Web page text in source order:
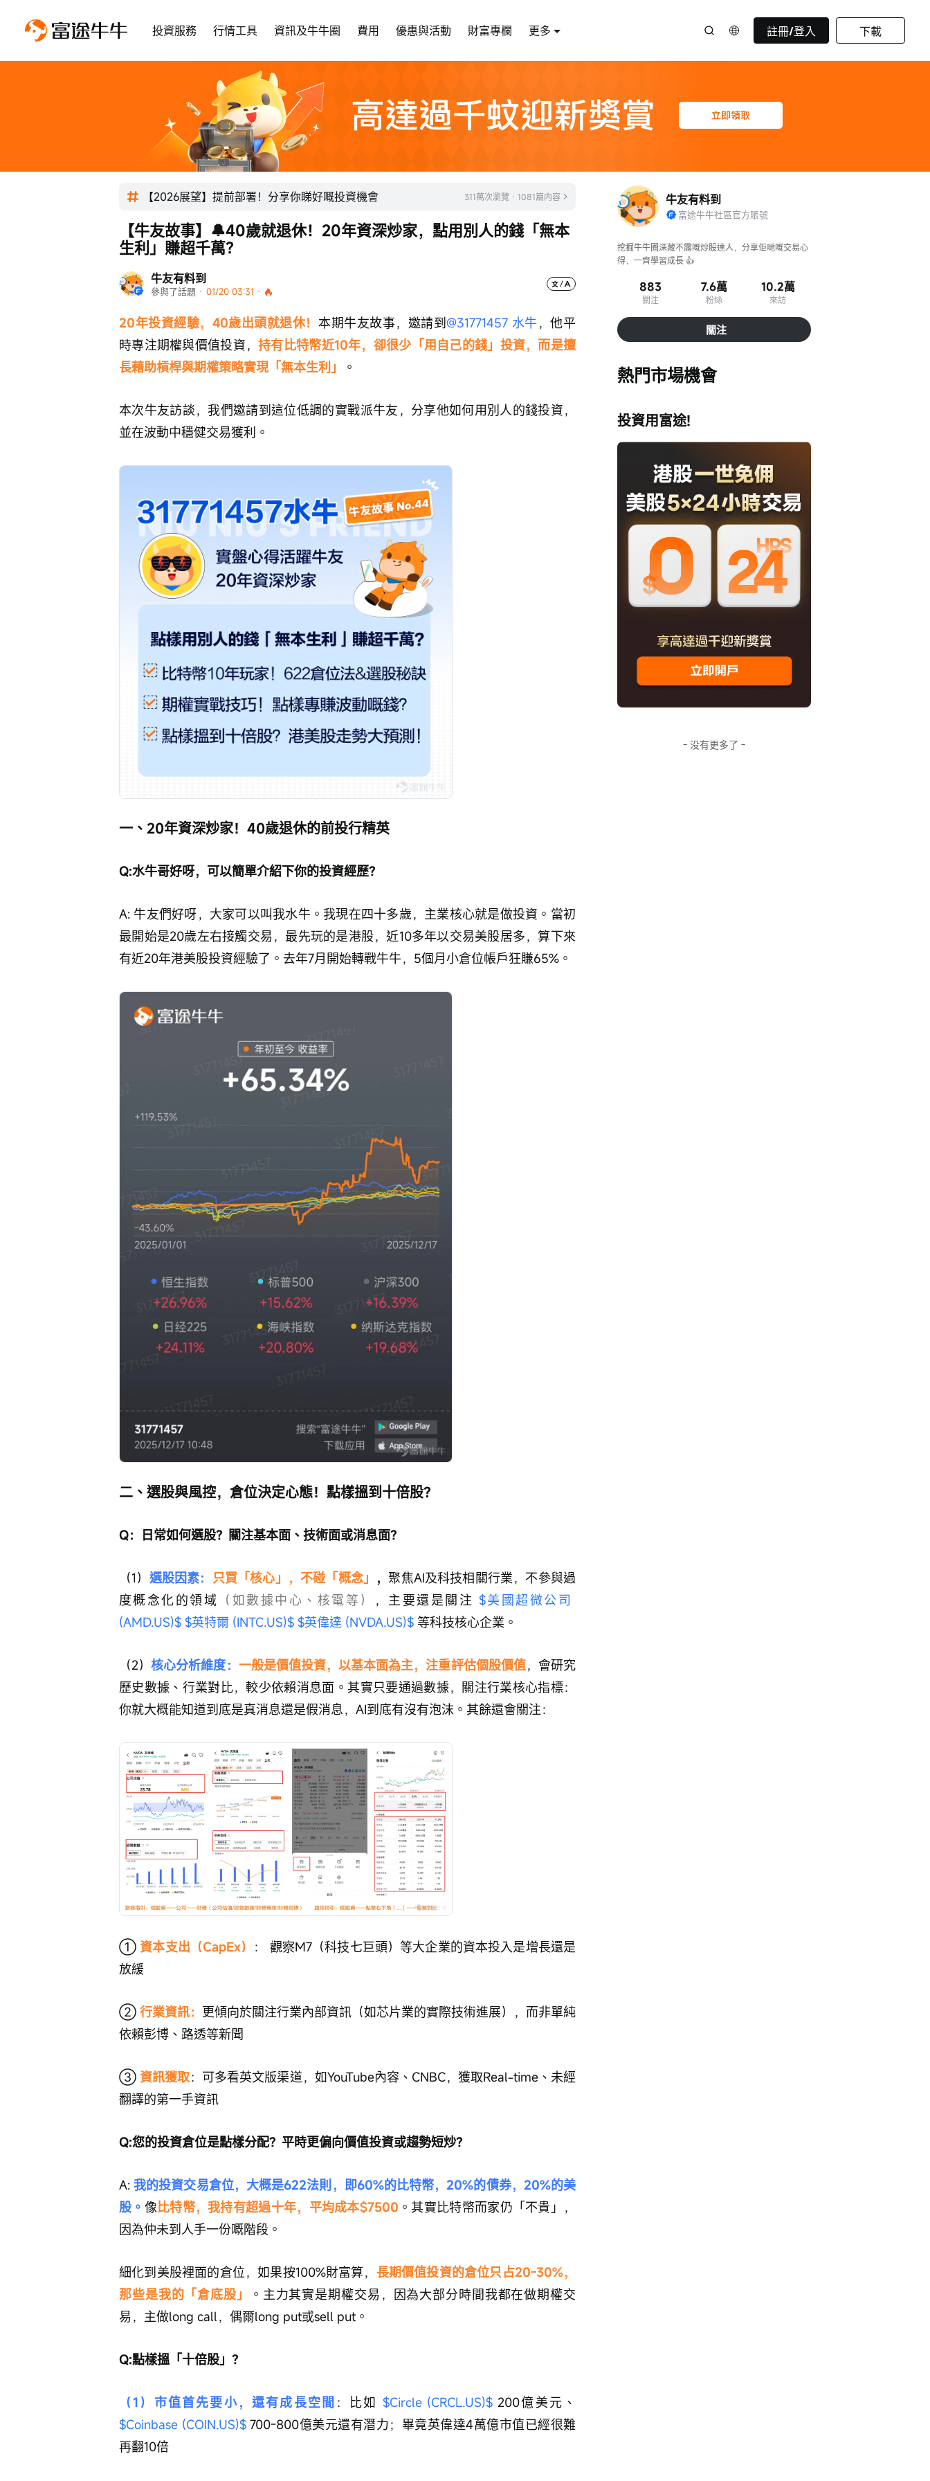
投資服務 行情工具 資訊及牛牛圈 費用 優惠與活動 財富專欄 更多 註冊/登入 下載
【2026展望】提前部署！分享你睇好嘅投資機會 311萬次瀏覽 · 1081篇内容
牛友有料到
參與了話題 · 01/20 03:31 ·
【牛友故事】🔔40歲就退休！20年資深炒家，點用別人的錢「無本
生利」賺超千萬？
20年投資經驗，40歲出頭就退休！ 本期牛友故事，邀請到@31771457 水牛 ，他平
時專注期權與價值投資，持有比特幣近10年，卻很少「用自己的錢」投資，而是擅
長藉助槓桿與期權策略實現「無本生利」
。
本次牛友訪談，我們邀請到這位低調的實戰派牛友，分享他如何用別人的錢投資，
並在波動中穩健交易獲利。
一、20年資深炒家！40歲退休的前投行精英
Q:水牛哥好呀，可以簡單介紹下你的投資經歷？
A: 牛友們好呀，大家可以叫我水牛。我現在四十多歲，主業核心就是做投資。當初
最開始是20歲左右接觸交易，最先玩的是港股，近10多年以交易美股居多，算下來
有近20年港美股投資經驗了。去年7月開始轉戰牛牛，5個月小倉位帳戶狂賺65%。
二、選股與風控，倉位決定心態！點樣搵到十倍股？
Q：日常如何選股？關注基本面、技術面或消息面？
（1） 選股因素： 只買「核心」，不碰「概念」 ，聚焦AI及科技相關行業，不參與過
度概念化的領域 （如數據中心、核電等） ，主要還是關注 $美國超微公司
(AMD.US)$ $英特爾 (INTC.US)$ $英偉達 (NVDA.US)$ 等科技核心企業。
（2）核心分析維度： 一般是價值投資，以基本面為主，注重評估個股價值，會研究
歷史數據、行業對比，較少依賴消息面。其實只要通過數據，關注行業核心指標：
你就大概能知道到底是真消息還是假消息，AI到底有沒有泡沫。其餘還會關注：
① 資本支出（CapEx） ： 觀察M7（科技七巨頭）等大企業的資本投入是增長還是
放緩
② 行業資訊： 更傾向於關注行業內部資訊（如芯片業的實際技術進展），而非單純
依賴彭博、路透等新聞
③ 資訊獲取：可多看英文版渠道，如YouTube內容、CNBC，獲取Real-time、未經
翻譯的第一手資訊
Q:您的投資倉位是點樣分配？平時更偏向價值投資或趨勢短炒？
A: 我的投資交易倉位，大概是622法則，即60%的比特幣，20%的債券，20%的美
股。 像比特幣，我持有超過十年，平均成本$7500 。其實比特幣而家仍「不貴」，
因為仲未到人手一份嘅階段。
細化到美股裡面的倉位，如果按100%財富算， 長期價值投資的倉位只占20-30%，
那些是我的「倉底股」
。主力其實是期權交易，因為大部分時間我都在做期權交
易，主做long call，偶爾long put或sell put。
Q:點樣搵「十倍股」？
（1）市值首先要小，還有成長空間 ：比如 $Circle (CRCL.US)$ 200億美元、
$Coinbase (COIN.US)$ 700-800億美元還有潛力；畢竟英偉達4萬億市值已經很難
再翻10倍
牛友有料到
富途牛牛社區官方賬號
挖掘牛牛圈深藏不露嘅炒股達人，分享佢哋嘅交易心
得，一齊學習成長 👍
883
關注
7.6萬
粉絲
10.2萬
來訪
關注
熱門市場機會
投資用富途!
- 没有更多了 -